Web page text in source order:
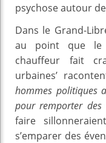
psychose autour
Dans le Grand-
au point que le
chauffeur fait
urbaines’
hommes politiques
pour remporter des
faire
s’emparer des